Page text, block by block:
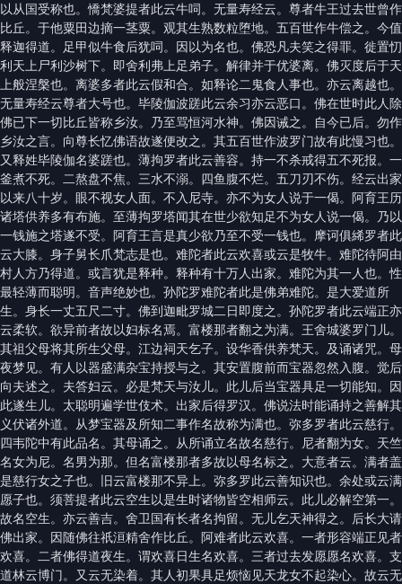
以从国受称也。憍梵婆提者此云牛呞。无量寿经云。尊者牛王过去世曾作
比丘。于他粟田边摘一茎粟。观其生熟数粒堕地。五百世作牛偿之。今值
释迦得道。足甲似牛食后犹呞。因以为名也。佛恐凡夫笑之得罪。徙置忉
利天上尸利沙树下。即舍利弗上足弟子。解律并于优婆离。佛灭度后于天
上般涅槃也。离婆多者此云假和合。如释论二鬼食人事也。亦云离越也。
无量寿经云尊者大号也。毕陵伽波蹉此云余习亦云恶口。佛在世时此人除
佛已下一切比丘皆称乡汝。乃至骂恒河水神。佛因诫之。自今已后。勿作
乡汝之言。向尊长忆佛语故遂便改之。其五百世作波罗门故有此慢习也。
又释姓毕陵伽名婆蹉也。薄拘罗者此云善容。持一不杀戒得五不死报。一
釜煮不死。二熬盘不焦。三水不溺。四鱼腹不烂。五刀刃不伤。经云出家
以来八十岁。眼不视女人面。不入尼寺。亦不为女人说于一偈。阿育王历
诸塔供养多有布施。至薄拘罗塔闻其在世少欲知足不为女人说一偈。乃以
一钱施之塔遂不受。阿育王言是真少欲乃至不受一钱也。摩诃俱絺罗者此
云大膝。身子舅长爪梵志是也。难陀者此云欢喜或云是牧牛。难陀待阿由
村人方乃得道。或言犹是释种。释种有十万人出家。难陀为其一人也。性
最轻薄而聪明。音声绝妙也。孙陀罗难陀者此是佛弟难陀。是大爱道所
生。身长一丈五尺二寸。佛到迦毗罗城二日即度之。孙陀罗者此云端正亦
云柔软。欲异前者故以妇标名焉。富楼那者翻之为满。王舍城婆罗门儿。
其祖父母将其所生父母。江边祠天乞子。设华香供养梵天。及诵诸咒。母
夜梦见。有人以器盛满杂宝持授与之。其安置腹前而宝器忽然入腹。觉后
向夫述之。夫答妇云。必是梵天与汝儿。此儿后当宝器具足一切能知。因
此遂生儿。太聪明遍学世伎术。出家后得罗汉。佛说法时能诵持之善解其
义伏诸外道。从梦宝器及所知二事作名故称为满也。弥多罗者此云慈行。
四韦陀中有此品名。其母诵之。从所诵立名故名慈行。尼者翻为女。天竺
名女为尼。名男为那。但名富楼那者多故以母名标之。大意者云。满者盖
是慈行女之子也。旧云富楼那不异上。弥多罗此云善知识也。余处或云满
愿子也。须菩提者此云空生以是生时诸物皆空相师云。此儿必解空第一。
故名空生。亦云善吉。舍卫国有长者名拘留。无儿乞天神得之。后长大请
佛出家。因随佛往祇洹精舍作比丘。阿难者此云欢喜。一者形容端正见者
欢喜。二者佛得道夜生。谓欢喜日生名欢喜。三者过去发愿愿名欢喜。支
道林云博门。又云无染着。其人初果具足烦恼见天龙女不起染心。故云无